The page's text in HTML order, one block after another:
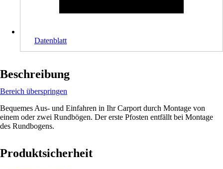
Datenblatt
Beschreibung
Bereich überspringen
Bequemes Aus- und Einfahren in Ihr Carport durch Montage von
einem oder zwei Rundbögen. Der erste Pfosten entfällt bei Montage
des Rundbogens.
Produktsicherheit